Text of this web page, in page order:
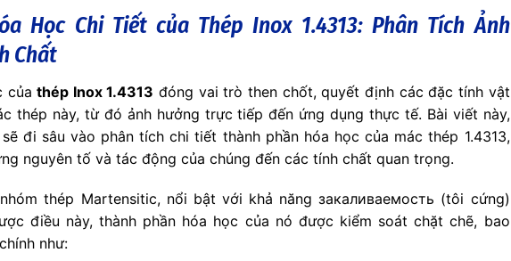
Học Chi Tiết của Thép Inox 1.4313: Phân Tích Ảnh
Chất
củathép Inox 1.4313 đóng vai trò then chốt, quyết định các đặc tính vật
thép này, từ đó ảnh hưởng trực tiếp đến ứng dụng thực tế. Bài viết này,
sẽ đi sâu vào phân tích chi tiết thành phần hóa học của mác thép 1.4313,
nguyên tố và tác động của chúng đến các tính chất quan trọng.
thép Martensitic, nổi bật với khả năng закаливаемость (tôi cứng)
điều này, thành phần hóa học của nó được kiểm soát chặt chẽ, bao
như: